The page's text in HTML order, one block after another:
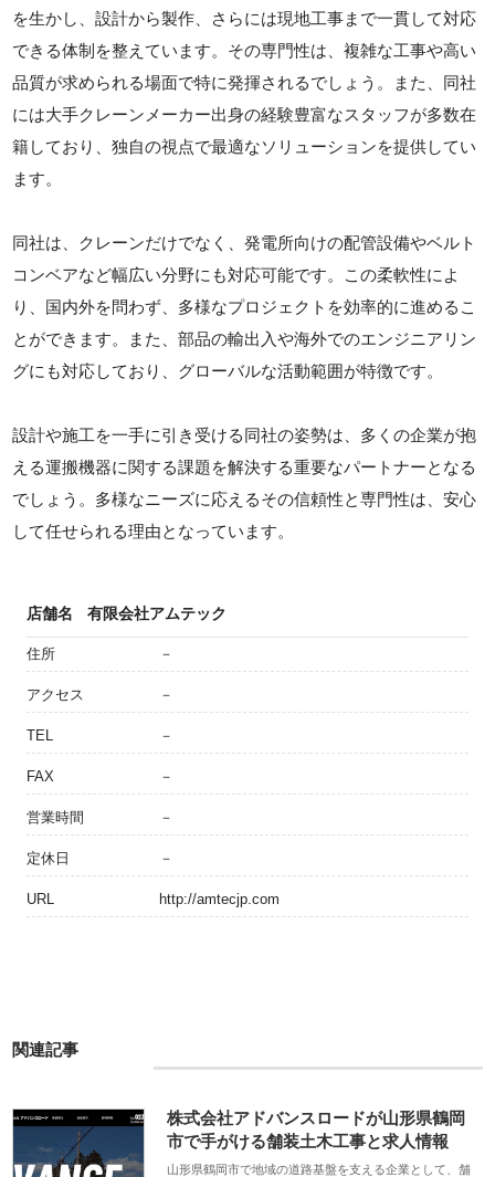
を生かし、設計から製作、さらには現地工事まで一貫して対応
できる体制を整えています。その専門性は、複雑な工事や高い
品質が求められる場面で特に発揮されるでしょう。また、同社
には大手クレーンメーカー出身の経験豊富なスタッフが多数在
籍しており、独自の視点で最適なソリューションを提供してい
ます。
同社は、クレーンだけでなく、発電所向けの配管設備やベルト
コンベアなど幅広い分野にも対応可能です。この柔軟性によ
り、国内外を問わず、多様なプロジェクトを効率的に進めるこ
とができます。また、部品の輸出入や海外でのエンジニアリン
グにも対応しており、グローバルな活動範囲が特徴です。
設計や施工を一手に引き受ける同社の姿勢は、多くの企業が抱
える運搬機器に関する課題を解決する重要なパートナーとなる
でしょう。多様なニーズに応えるその信頼性と専門性は、安心
して任せられる理由となっています。
店舗名 有限会社アムテック
住所 －
アクセス －
TEL －
FAX －
営業時間 －
定休日 －
URL http://amtecjp.com
関連記事
株式会社アドバンスロードが山形県鶴岡
市で手がける舗装土木工事と求人情報
山形県鶴岡市で地域の道路基盤を支える企業として、舗